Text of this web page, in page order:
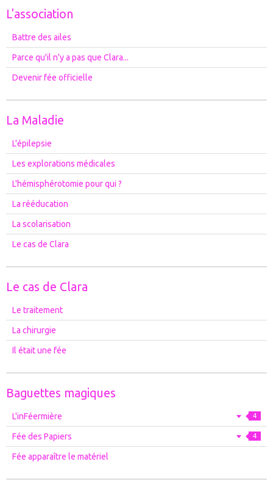
L'association
Battre des ailes
Parce qu'il n'y a pas que Clara...
Devenir fée officielle
La Maladie
L'épilepsie
Les explorations médicales
L'hémisphérotomie pour qui ?
La rééducation
La scolarisation
Le cas de Clara
Le cas de Clara
Le traitement
La chirurgie
Il était une fée
Baguettes magiques
L'inFéermière 4
Fée des Papiers 4
Fée apparaître le matériel